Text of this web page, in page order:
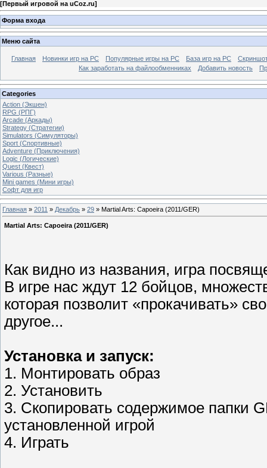
[Первый игровой на uCoz.ru]
Форма входа
Меню сайта
Главная Новинки игр на PC Популярные игры на PC База игр на РС
Как заработать на файлообменниках
Добавить новость
Categories
Action (Экшен)
RPG (РПГ)
Arcade (Аркады)
Strategy (Стратегии)
Simulators (Симуляторы)
Sport (Спортивные)
Adventure (Приключения)
Logic (Логические)
Quest (Квест)
Various (Разные)
Mini games (Мини игры)
Софт для игр
Главная » 2011 » Декабрь » 29 » Martial Arts: Capoeira (2011/GER)
Martial Arts: Capoeira (2011/GER)
Как видно из названия, игра
В игре нас ждут 12 бойцов,
которая позволит «прокачивать»
другое...
Установка и запуск:
1. Монтировать образ
2. Установить
3. Скопировать содержимое папки
установленной игрой
4. Играть